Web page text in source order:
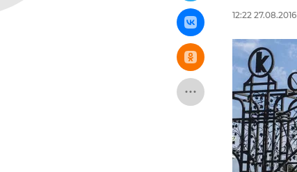
12:22 27.08.2016